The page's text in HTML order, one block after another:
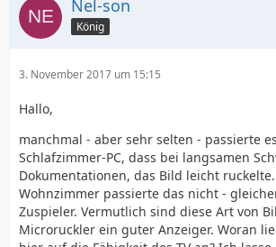
Nel-son
König
3. November 2017 um 15:15
Hallo,
manchmal - aber sehr selten - passierte
Schlafzimmer-PC, dass bei langsamen
Dokumentationen, das Bild leicht ruckelte.
Wohnzimmer passierte das nicht -
Zuspieler. Vermutlich sind diese Art von
Microruckler ein guter Anzeiger. Woran